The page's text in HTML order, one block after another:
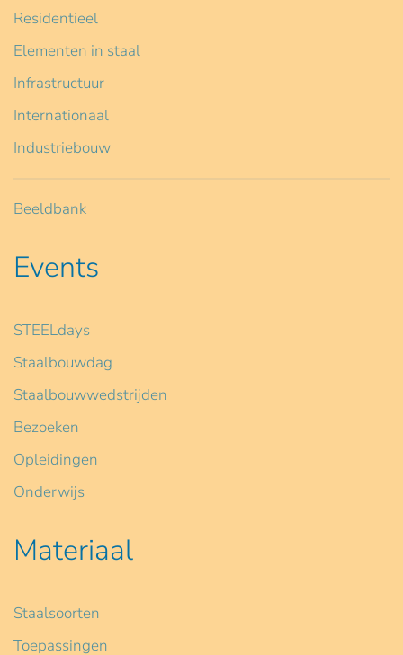
Residentieel
Elementen in staal
Infrastructuur
Internationaal
Industriebouw
Beeldbank
Events
STEELdays
Staalbouwdag
Staalbouwwedstrijden
Bezoeken
Opleidingen
Onderwijs
Materiaal
Staalsoorten
Toepassingen